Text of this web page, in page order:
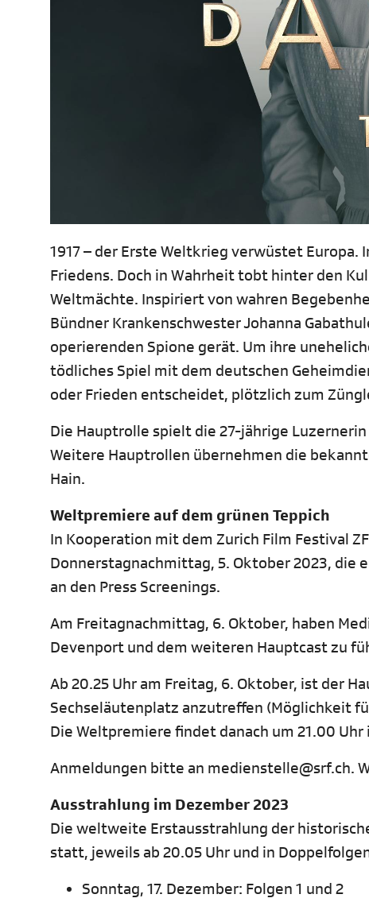
1917 – der Erste Weltkrieg verwüstet Europa.
Friedens. Doch in Wahrheit tobt hinter den
Weltmächte. Inspiriert von wahren
Bündner Krankenschwester Johanna
operierenden Spione gerät. Um ihre
tödliches Spiel mit dem deutschen
oder Frieden entscheidet, plötzlich zum
Die Hauptrolle spielt die 27-jährige
Weitere Hauptrollen übernehmen die
Hain.
Weltpremiere auf dem grünen Teppich
In Kooperation mit dem Zurich Film Festival
Donnerstagnachmittag, 5. Oktober 2023, die
an den Press Screenings.
Am Freitagnachmittag, 6. Oktober, haben
Devenport und dem weiteren Hauptcast zu
Ab 20.25 Uhr am Freitag, 6. Oktober, ist der
Sechseläutenplatz anzutreffen (Möglichkeit
Die Weltpremiere findet danach um 21.00
Anmeldungen bitte an medienstelle@srf.ch.
Ausstrahlung im Dezember 2023
Die weltweite Erstausstrahlung der
statt, jeweils ab 20.05 Uhr und in
Sonntag, 17. Dezember: Folgen 1 und 2